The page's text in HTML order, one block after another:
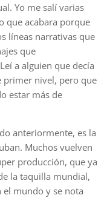
Yo me salí varias
que acabara porque
líneas narrativas que
que
a alguien que decía
primer nivel, pero que
estar más de
anteriormente, es la
Muchos vuelven
producción, que ya
la taquilla mundial,
el mundo y se nota